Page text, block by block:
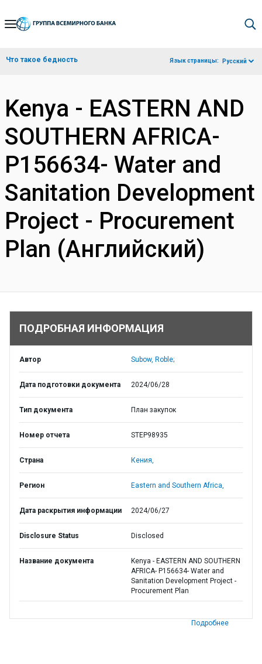
Skip
Navigation
Что такое бедность Язык страницы: Русский
Kenya - EASTERN AND
SOUTHERN AFRICA-
P156634- Water and
Sanitation Development
Project - Procurement
Plan (Английский)
ПОДРОБНАЯ ИНФОРМАЦИЯ
Автор Subow, Roble;
Дата подготовки документа 2024/06/28
Тип документа План закупок
Номер отчета STEP98935
Страна Кения,
Регион Eastern and Southern Africa,
Дата раскрытия информации 2024/06/27
Disclosure Status Disclosed
Название документа
Kenya - EASTERN AND SOUTHERN
AFRICA- P156634- Water and
Sanitation Development Project -
Procurement Plan
Подробнее